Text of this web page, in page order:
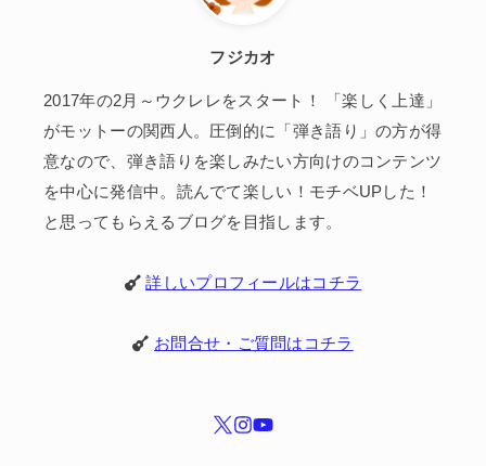
フジカオ
2017年の2月～ウクレレをスタート！ 「楽しく上達」
がモットーの関西人。圧倒的に「弾き語り」の方が得
意なので、弾き語りを楽しみたい方向けのコンテンツ
を中心に発信中。読んでて楽しい！モチベUPした！
と思ってもらえるブログを目指します。
詳しいプロフィールはコチラ
お問合せ・ご質問はコチラ